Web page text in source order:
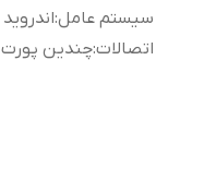
سیستم عامل:اندروید
اتصالات:چندین پورت USB 3.0 و 2.0، HDMI، Ethernet (RJ45)، Wi-Fi، بلوتوث